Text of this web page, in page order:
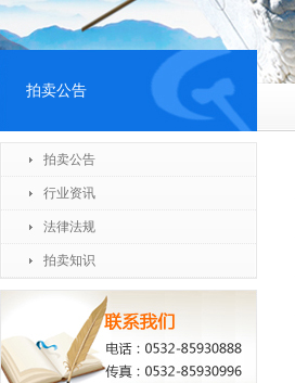
拍卖公告
拍卖公告
行业资讯
法律法规
拍卖知识